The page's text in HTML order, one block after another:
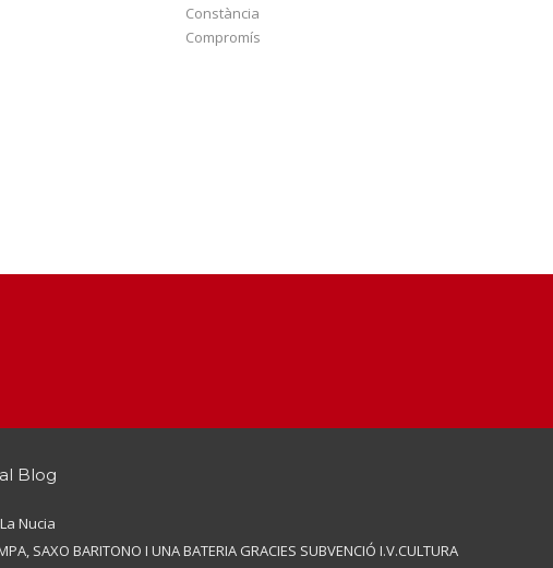
Constància
Compromís
Blog
Nucia
SAXO BARITONO I UNA BATERIA GRACIES SUBVENCIÓ I.V.CULTURA